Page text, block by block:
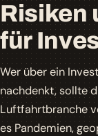
Risiken
für
Wer über ein
nachdenkt, sollte
Luftfahrtbranche
es Pandemien,